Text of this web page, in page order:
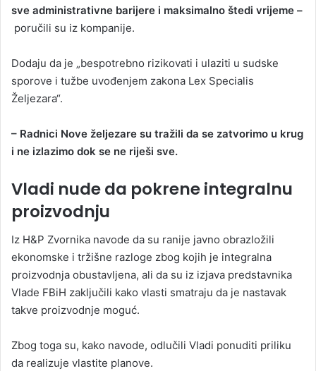
sve administrativne barijere i maksimalno štedi vrijeme –
poručili su iz kompanije.
Dodaju da je „bespotrebno rizikovati i ulaziti u sudske
sporove i tužbe uvođenjem zakona Lex Specialis
Željezara“.
– Radnici Nove željezare su tražili da se zatvorimo u krug
i ne izlazimo dok se ne riješi sve.
Vladi nude da pokrene integralnu
proizvodnju
Iz H&P Zvornika navode da su ranije javno obrazložili
ekonomske i tržišne razloge zbog kojih je integralna
proizvodnja obustavljena, ali da su iz izjava predstavnika
Vlade FBiH zaključili kako vlasti smatraju da je nastavak
takve proizvodnje moguć.
Zbog toga su, kako navode, odlučili Vladi ponuditi priliku
da realizuje vlastite planove.